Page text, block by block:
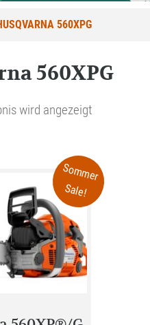
560XPG
560XPG
wird angezeigt
Sommer
Sale!